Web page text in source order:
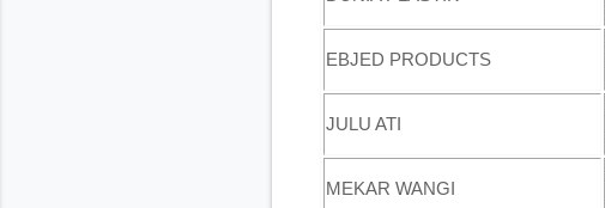
EBJED PRODUCTS
JULU ATI
MEKAR WANGI